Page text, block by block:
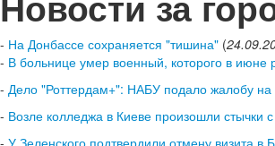
- На Донбассе сохраняется "тишина" (
- В больнице умер военный, которого в июне
- Дело "Роттердам+": НАБУ подало жалобу на
- Возле колледжа в Киеве произошли стычки
- У Зеленского подтвердили отмену визита в